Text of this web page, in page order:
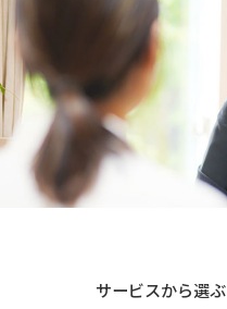
サービスから選ぶ